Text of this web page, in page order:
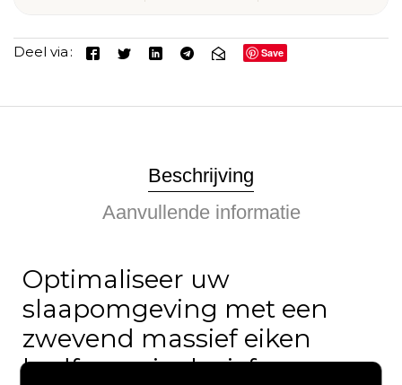
Deel via Save
Beschrijving
Aanvullende informatie
Optimaliseer uw
slaapomgeving met een
zwevend massief eiken
bedframe inclusief